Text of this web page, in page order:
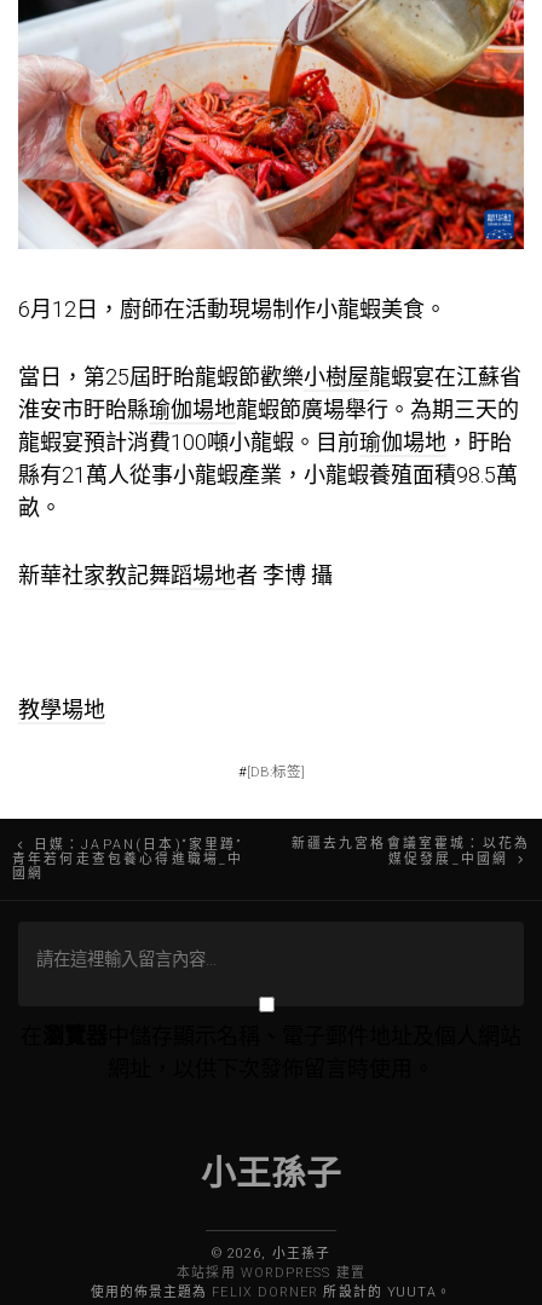
6月12日，廚師在活動現場制作小龍蝦美食。
當日，第25屆盱眙龍蝦節歡樂小樹屋龍蝦宴在江蘇省
淮安市盱眙縣瑜伽場地龍蝦節廣場舉行。為期三天的
龍蝦宴預計消費100噸小龍蝦。目前瑜伽場地 ，盱眙
縣有21萬人從事小龍蝦產業，小龍蝦養殖面積98.5萬
畝。
新華社家教記舞蹈場地者 李博 攝
教學場地
#[DB:标签]
文
章
導
日媒：JAPAN(日本)“家里蹲”
青年若何走查包養心得進職場_中
國網
新疆去九宮格會議室霍城：以花為
媒促發展_中國網
小王孫子
© 2026, 小王孫子
本站採用 WORDPRESS 建置
使用的佈景主題為 FELIX DORNER 所設計的 YUUTA。